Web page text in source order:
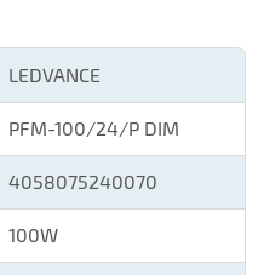
LEDVANCE
PFM-100/24/P DIM
4058075240070
100W